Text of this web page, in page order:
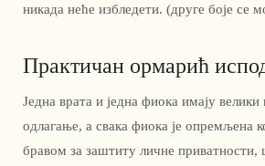
никада неће избледети. (друге боје се
Практичан ормарић
Једна врата и једна фиока имају велики
одлагање, а свака фиока је опремљена
бравом за заштиту личне